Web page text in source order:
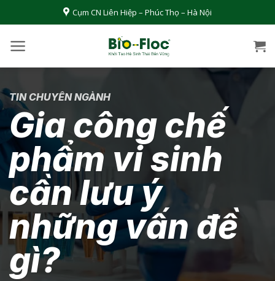
qua
nội
dung
Cụm CN Liên Hiệp – Phúc Thọ – Hà Nội
TIN CHUYÊN NGÀNH
Gia công chế
phẩm vi sinh
cần lưu ý
những vấn đề
gì?